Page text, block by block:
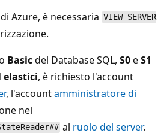
Azure, è necessaria VIEW SERVER
Basicdel Database SQL, S0eS1
elastici, è richiesto l'account
, l'accountamministratore di
nel
al ruolo del server.